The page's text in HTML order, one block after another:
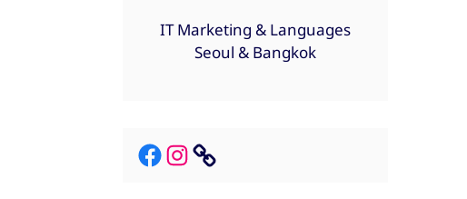
IT Marketing & Languages
Seoul & Bangkok
Facebook
Instagram
Link